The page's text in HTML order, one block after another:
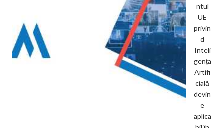
ntul
UE
privin
d
Inteli
gența
Artifi
cială
devin
e
aplica